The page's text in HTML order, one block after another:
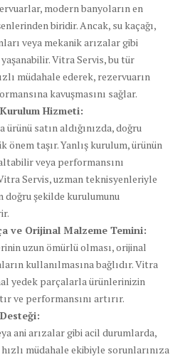
modern banyoların en
biridir. Ancak, su kaçağı,
veya mekanik arızalar gibi
Vitra Servis, bu tür
müdahale ederek, rezervuarın
kavuşmasını sağlar.
Hizmeti:
ürünü satın aldığınızda, doğru
önem taşır. Yanlış kurulum, ürünün
veya performansını
Servis, uzman teknisyenleriyle
doğru şekilde kurulumunu
ve Orijinal Malzeme Temini:
uzun ömürlü olması, orijinal
kullanılmasına bağlıdır. Vitra
yedek parçalarla ürünlerinizin
ve performansını artırır.
ani arızalar gibi acil durumlarda,
müdahale ekibiyle sorunlarınıza